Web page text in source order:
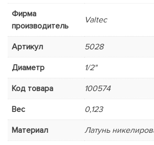
Фирма
производитель
Valtec
Артикул 5028
Диаметр 1/2"
Код товара 100574
Вес 0,123
Материал Латунь